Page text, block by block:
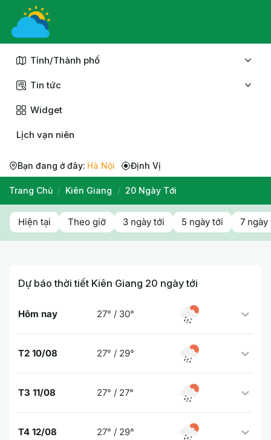
Chuyển
nội
Tỉnh/Thành phố
Tin tức
Widget
Lịch vạn niên
Bạn đang ở đây: Hà Nội Định Vị
Trang Chủ / Kiên Giang / 20 Ngày Tới
Hiện tại Theo giờ 3 ngày tới 5 ngày tới 7 ngày
Dự báo thời tiết Kiên Giang 20 ngày tới
Hôm nay 27° / 30°
T2 10/08 27° / 29°
T3 11/08 27° / 27°
T4 12/08 27° / 29°